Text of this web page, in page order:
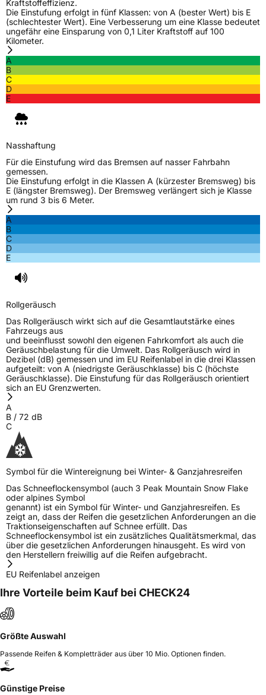
M+SJa
C-ReifenJa
EU Label
Nasshaftung
Rollgeräusch (Klasse)
Rollgeräusch (dB)
FahrzeugklasseC2
Allgemeine Produktsicherheit (GPSR)
Kraftstoffeffizienz.
Die Einstufung erfolgt in fünf Klassen: von A (bester Wert) bis E
(schlechtester Wert). Eine Verbesserung um eine Klasse bedeutet
ungefähr eine Einsparung von 0,1 Liter Kraftstoff auf 100
Kilometer.
A
B
C
D
E
Nasshaftung
Für die Einstufung wird das Bremsen auf nasser Fahrbahn
gemessen.
Die Einstufung erfolgt in die Klassen A (kürzester Bremsweg) bis
E (längster Bremsweg). Der Bremsweg verlängert sich je Klasse
um rund 3 bis 6 Meter.
A
B
C
D
E
Rollgeräusch
Das Rollgeräusch wirkt sich auf die Gesamtlautstärke eines
Fahrzeugs aus
und beeinflusst sowohl den eigenen Fahrkomfort als auch die
Geräuschbelastung für die Umwelt. Das Rollgeräusch wird in
Dezibel (dB) gemessen und im EU Reifenlabel in die drei Klassen
aufgeteilt: von A (niedrigste Geräuschklasse) bis C (höchste
Geräuschklasse). Die Einstufung für das Rollgeräusch orientiert
sich an EU Grenzwerten.
A
B / 72 dB
C
Symbol für die Wintereignung bei Winter- & Ganzjahresreifen
Das Schneeflockensymbol (auch 3 Peak Mountain Snow Flake
oder alpines Symbol
genannt) ist ein Symbol für Winter- und Ganzjahresreifen. Es
zeigt an, dass der Reifen die gesetzlichen Anforderungen an die
Traktionseigenschaften auf Schnee erfüllt. Das
Schneeflockensymbol ist ein zusätzliches Qualitätsmerkmal, das
über die gesetzlichen Anforderungen hinausgeht. Es wird von
den Herstellern freiwillig auf die Reifen aufgebracht.
EU Reifenlabel anzeigen
Ihre Vorteile beim Kauf bei CHECK24
Größte Auswahl
Passende Reifen & Kompletträder aus über 10 Mio. Optionen finden.
Günstige Preise